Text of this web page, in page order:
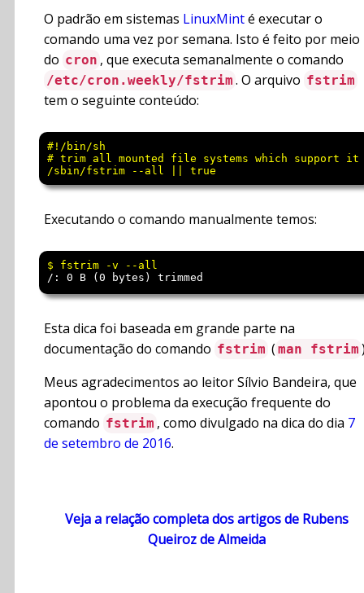
O padrão em sistemas LinuxMinté executar o
comando uma vez por semana. Isto é feito por meio
do cron , que executa semanalmente o comando
/etc/cron.weekly/fstrim . O arquivo fstrim
tem o seguinte conteúdo:
#!/bin/sh
# trim all mounted file systems which support it
Executando o comando manualmente temos:
/: 0 B (0 bytes) trimmed
Esta dica foi baseada em grande parte na
documentação do comando fstrim (man fstrim
Meus agradecimentos ao leitor Sílvio Bandeira, que
apontou o problema da execução frequente do
comando fstrim , como divulgado na dica do dia 7
de setembro de 2016.
Veja a relação completa dos artigos de Rubens
Queiroz de Almeida